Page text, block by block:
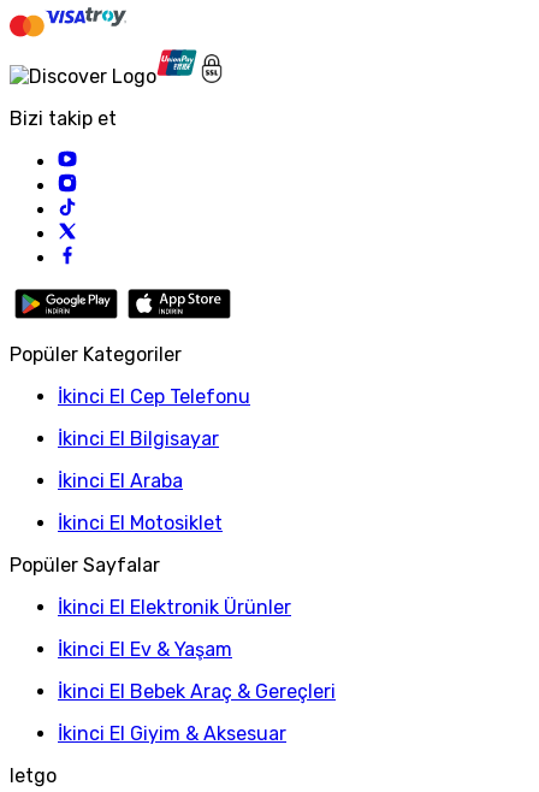
Bizi takip et
Popüler Kategoriler
İkinci El Cep Telefonu
İkinci El Bilgisayar
İkinci El Araba
İkinci El Motosiklet
Popüler Sayfalar
İkinci El Elektronik Ürünler
İkinci El Ev & Yaşam
İkinci El Bebek Araç & Gereçleri
İkinci El Giyim & Aksesuar
letgo